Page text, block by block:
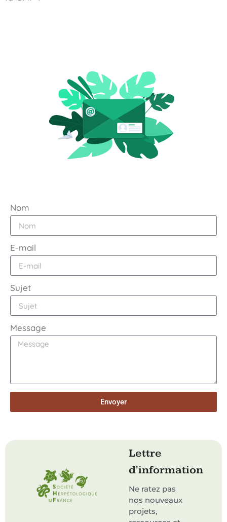
Nom
E-mail
Sujet
Message
Envoyer
Lettre
d'information
Ne ratez pas
nos nouveaux
projets,